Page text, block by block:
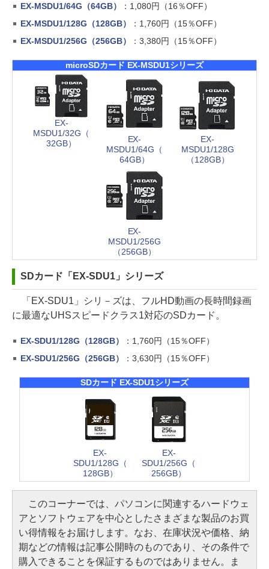
EX-MSDU1/64G（64GB）
：1,080円（16％OFF）
EX-MSDU1/128G（128GB）
：1,760円（15％OFF）
EX-MSDU1/256G（256GB）
：3,380円（15％OFF）
microSDカード EX-MSDU1シリーズ
EX-
MSDU1/32G（
32GB）
EX-
MSDU1/64G（
64GB）
EX-
MSDU1/128G
（128GB）
EX-
MSDU1/256G
（256GB）
SDカード「EX-SDU1」シリーズ
「EX-SDU1」シリ－ズは、フルHD動画の長時間録画
に最適なUHSスピードクラス1対応のSDカード。
EX-SDU1/128G（128GB）
：1,760円（15％OFF）
EX-SDU1/256G（256GB）
：3,630円（15％OFF）
SDカード EX-SDU1シリーズ
EX-
SDU1/128G（
128GB）
EX-
SDU1/256G（
256GB）
このコーナーでは、パソコンに関連するハードウェ
アとソフトウェアを中心としたさまざまな製品のお買
い得情報をお届けします。なお、在庫状況や価格、納
期などの情報は記事公開時のものであり、その条件で
購入できることを保証するものではありません。ま